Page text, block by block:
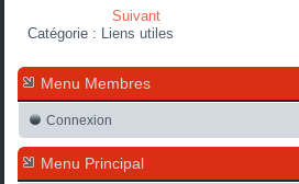
Suivant
Catégorie :
Liens utiles
Menu Membres
Connexion
Menu Principal